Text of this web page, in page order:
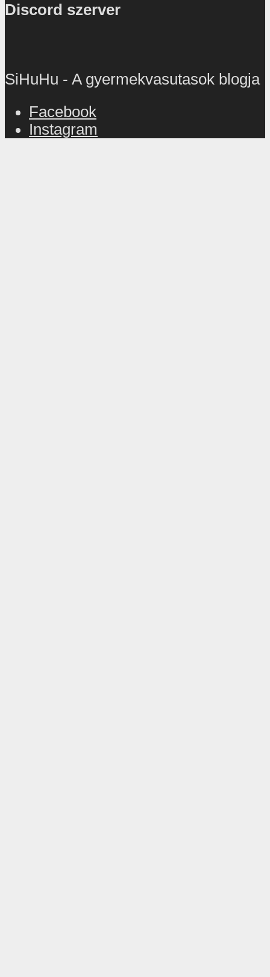
Discord szerver
SiHuHu - A gyermekvasutasok blogja
Facebook
Instagram